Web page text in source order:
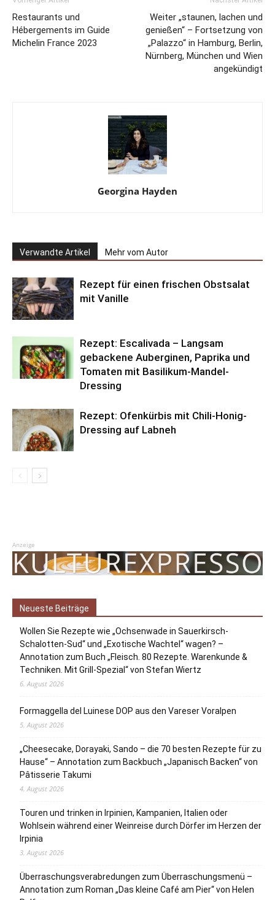
Restaurants und
Hébergements im Guide
Michelin France 2023
Weiter „staunen, lachen und
genießen“ – Fortsetzung von
„Palazzo“ in Hamburg, Berlin,
Nürnberg, München und Wien
angekündigt
Georgina Hayden
Verwandte Artikel Mehr vom Autor
Rezept für einen frischen Obstsalat
mit Vanille
Rezept: Escalivada – Langsam
gebackene Auberginen, Paprika und
Tomaten mit Basilikum-Mandel-
Dressing
Rezept: Ofenkürbis mit Chili-Honig-
Dressing auf Labneh
Anzeige
Neueste Beiträge
Wollen Sie Rezepte wie „Ochsenwade in Sauerkirsch-
Schalotten-Sud“ und „Exotische Wachtel“ wagen? –
Annotation zum Buch „Fleisch. 80 Rezepte. Warenkunde &
Techniken. Mit Grill-Spezial“ von Stefan Wiertz
6. August 2026
Formaggella del Luinese DOP aus den Vareser Voralpen
5. August 2026
„Cheesecake, Dorayaki, Sando – die 70 besten Rezepte für zu
Hause“ – Annotation zum Backbuch „Japanisch Backen“ von
Pâtisserie Takumi
4. August 2026
Touren und trinken in Irpinien, Kampanien, Italien oder
Wohlsein während einer Weinreise durch Dörfer im Herzen der
Irpinia
3. August 2026
Überraschungsverabredungen zum Überraschungsmenü –
Annotation zum Roman „Das kleine Café am Pier“ von Helen